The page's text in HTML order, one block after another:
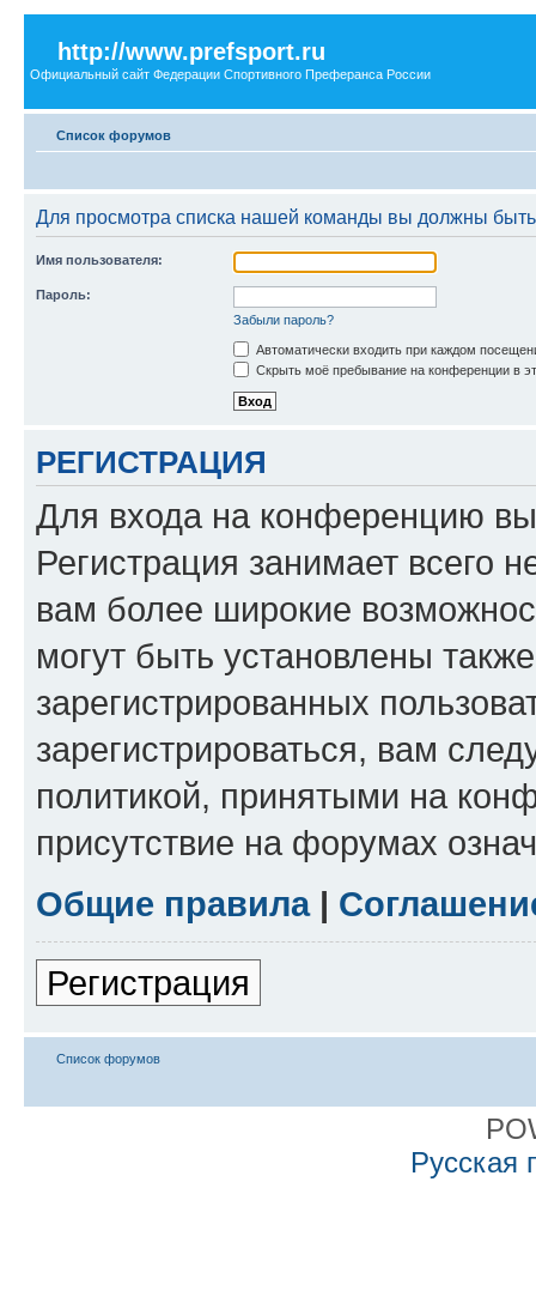
http://www.prefsport.ru
Официальный сайт Федерации Спортивного Преферанса России
Список форумов
Для просмотра списка нашей команды вы должны
Имя пользователя:
Пароль:
Забыли пароль?
Автоматически входить при каждом
Скрыть моё пребывание на конференции в
РЕГИСТРАЦИЯ
Для входа на конференцию
Регистрация занимает всего
вам более широкие
могут быть установлены
зарегистрированных
зарегистрироваться, вам
политикой, принятыми на
присутствие на форумах
Общие правила|
Регистрация
Список форумов
Русская